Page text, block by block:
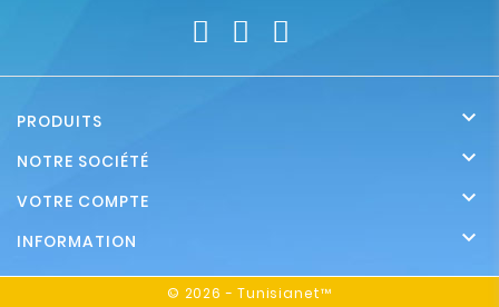
PRODUITS 
NOTRE SOCIÉTÉ 
VOTRE COMPTE 
INFORMATION 
© 2026 - Tunisianet™